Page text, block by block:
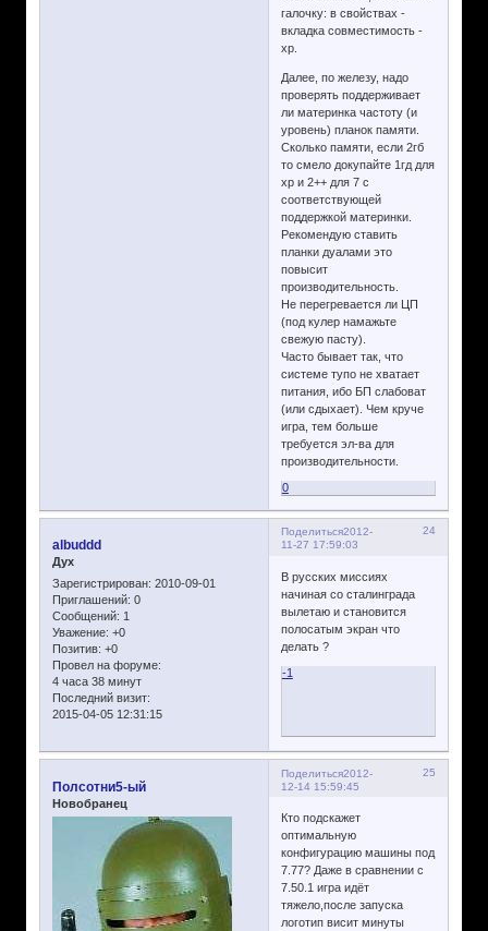
галочку: в свойствах -
вкладка совместимость -
хр.
Далее, по железу, надо
проверять поддерживает
ли материнка частоту (и
уровень) планок памяти.
Сколько памяти, если 2гб
то смело докупайте 1гд для
хр и 2++ для 7 с
соответствующей
поддержкой материнки.
Рекомендую ставить
планки дуалами это
повысит
производительность.
Не перегревается ли ЦП
(под кулер намажьте
свежую пасту).
Часто бывает так, что
системе тупо не хватает
питания, ибо БП слабоват
(или сдыхает). Чем круче
игра, тем больше
требуется эл-ва для
производительности.
0
Поделиться 24
2012-
11-27 17:59:03
albuddd
Дух
Зарегистрирован: 2010-09-01
Приглашений: 0
Сообщений: 1
Уважение: +0
Позитив: +0
Провел на форуме:
4 часа 38 минут
Последний визит:
2015-04-05 12:31:15
В русских миссиях
начиная со сталинграда
вылетаю и становится
полосатым экран что
делать ?
-1
Поделиться 25
2012-
12-14 15:59:45
Полсотни5-ый
Новобранец
Кто подскажет
оптимальную
конфигурацию машины под
7.77? Даже в сравнении с
7.50.1 игра идёт
тяжело,после запуска
логотип висит минуты